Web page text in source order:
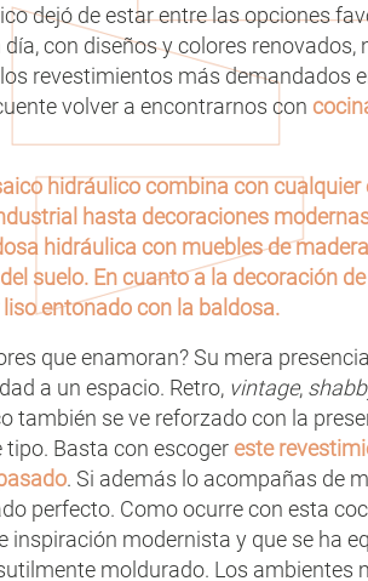
dejó de estar entre las opciones
con diseños y colores renovados,
revestimientos más demandados
volver a encontrarnos con
hidráulico combina con
hasta decoraciones
hidráulica con muebles de
suelo. En cuanto a la decoración
entonado con la baldosa.
que enamoran? Su mera
a un espacio. Retro, vintage,
también se ve reforzado con la
tipo. Basta con escogereste
. Si además lo acompañas de
perfecto. Como ocurre con esta
inspiración modernista y que se ha
moldurado. Los ambientes